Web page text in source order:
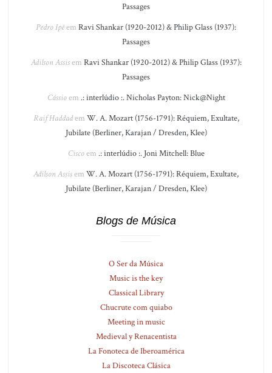
Passages
Pedro Ipêem Ravi Shankar (1920-2012) & Philip Glass (1937):
Passages
Adilson Assisem Ravi Shankar (1920-2012) & Philip Glass (1937):
Passages
Cássioem .: interlúdio :. Nicholas Payton: Nick@Night
Raif Haddadem W. A. Mozart (1756-1791): Réquiem, Exultate,
Jubilate (Berliner, Karajan / Dresden, Klee)
Ciscoem .: interlúdio :. Joni Mitchell: Blue
Adilson Assisem W. A. Mozart (1756-1791): Réquiem, Exultate,
Jubilate (Berliner, Karajan / Dresden, Klee)
Blogs de Música
O Ser da Música
Music is the key
Classical Library
Chucrute com quiabo
Meeting in music
Medieval y Renacentista
La Fonoteca de Iberoamérica
La Discoteca Clásica